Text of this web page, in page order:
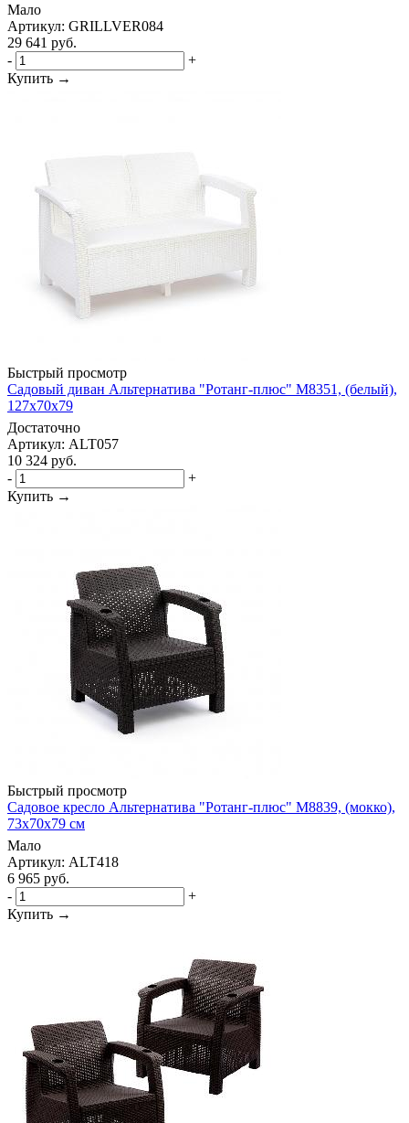
Мало
Артикул: GRILLVER084
29 641 руб.
-
+
Купить →
Быстрый просмотр
Садовый диван Альтернатива "Ротанг-плюс" М8351, (белый),
127х70х79
Достаточно
Артикул: ALT057
10 324 руб.
-
+
Купить →
Быстрый просмотр
Садовое кресло Альтернатива "Ротанг-плюс" М8839, (мокко),
73х70х79 см
Мало
Артикул: ALT418
6 965 руб.
-
+
Купить →